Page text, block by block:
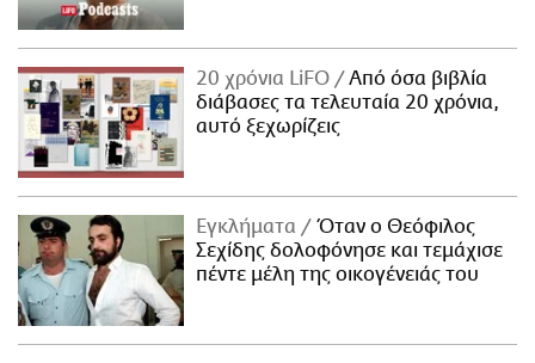
20 χρόνια LiFO
Από όσα βιβλία
διάβασες τα τελευταία 20 χρόνια,
αυτό ξεχωρίζεις
Εγκλήματα
Όταν ο Θεόφιλος
Σεχίδης δολοφόνησε και τεμάχισε
πέντε μέλη της οικογένειάς του